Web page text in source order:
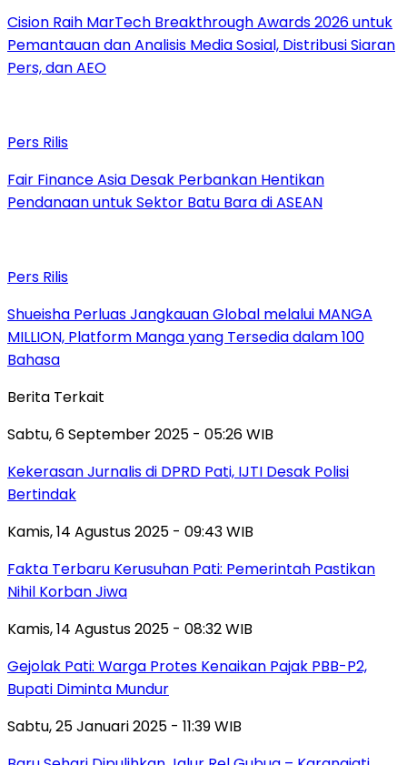
Cision Raih MarTech Breakthrough Awards 2026 untuk
Pemantauan dan Analisis Media Sosial, Distribusi Siaran
Pers, dan AEO
Pers Rilis
Fair Finance Asia Desak Perbankan Hentikan
Pendanaan untuk Sektor Batu Bara di ASEAN
Pers Rilis
Shueisha Perluas Jangkauan Global melalui MANGA
MILLION, Platform Manga yang Tersedia dalam 100
Bahasa
Berita Terkait
Sabtu, 6 September 2025 - 05:26 WIB
Kekerasan Jurnalis di DPRD Pati, IJTI Desak Polisi
Bertindak
Kamis, 14 Agustus 2025 - 09:43 WIB
Fakta Terbaru Kerusuhan Pati: Pemerintah Pastikan
Nihil Korban Jiwa
Kamis, 14 Agustus 2025 - 08:32 WIB
Gejolak Pati: Warga Protes Kenaikan Pajak PBB-P2,
Bupati Diminta Mundur
Sabtu, 25 Januari 2025 - 11:39 WIB